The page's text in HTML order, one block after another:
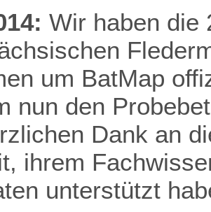
Wir haben die
um BatMap
nun den
Dank an
ihrem
unterstützt